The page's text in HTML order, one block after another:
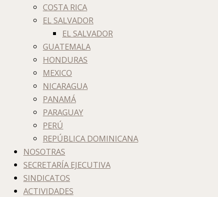
COSTA RICA
EL SALVADOR
EL SALVADOR
GUATEMALA
HONDURAS
MEXICO
NICARAGUA
PANAMÁ
PARAGUAY
PERÚ
REPÚBLICA DOMINICANA
NOSOTRAS
SECRETARÍA EJECUTIVA
SINDICATOS
ACTIVIDADES